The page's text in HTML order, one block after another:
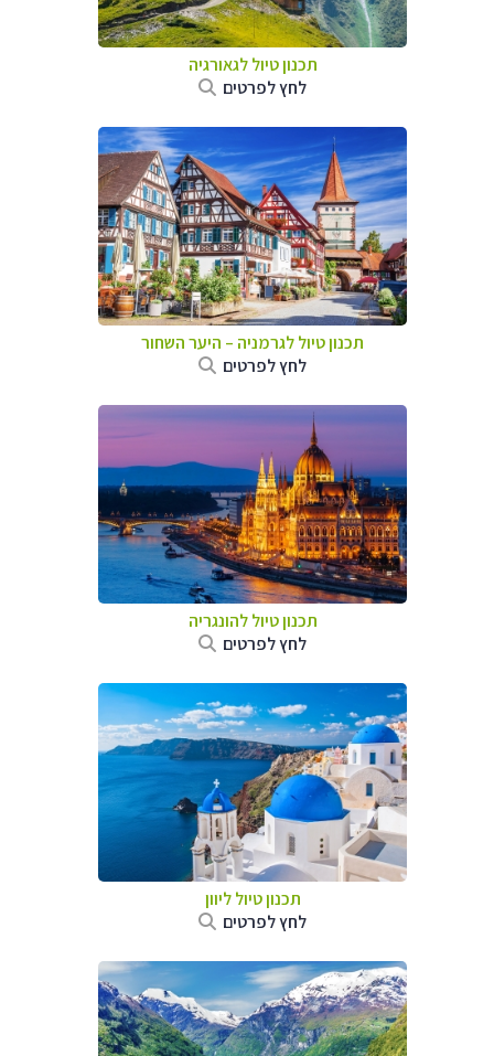
תכנון טיול לגאורגיה
לחץ לפרטים
תכנון טיול לגרמניה – היער השחור
לחץ לפרטים
תכנון טיול להונגריה
לחץ לפרטים
תכנון טיול ליוון
לחץ לפרטים